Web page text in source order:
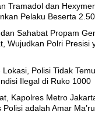
Tramadol dan
Pelaku Beserta
Sahabat Propam
Wujudkan Polri Presisi
Polisi Tidak
Ilegal di Ruko 1000
Kapolres Metro
Polisi adalah Amar